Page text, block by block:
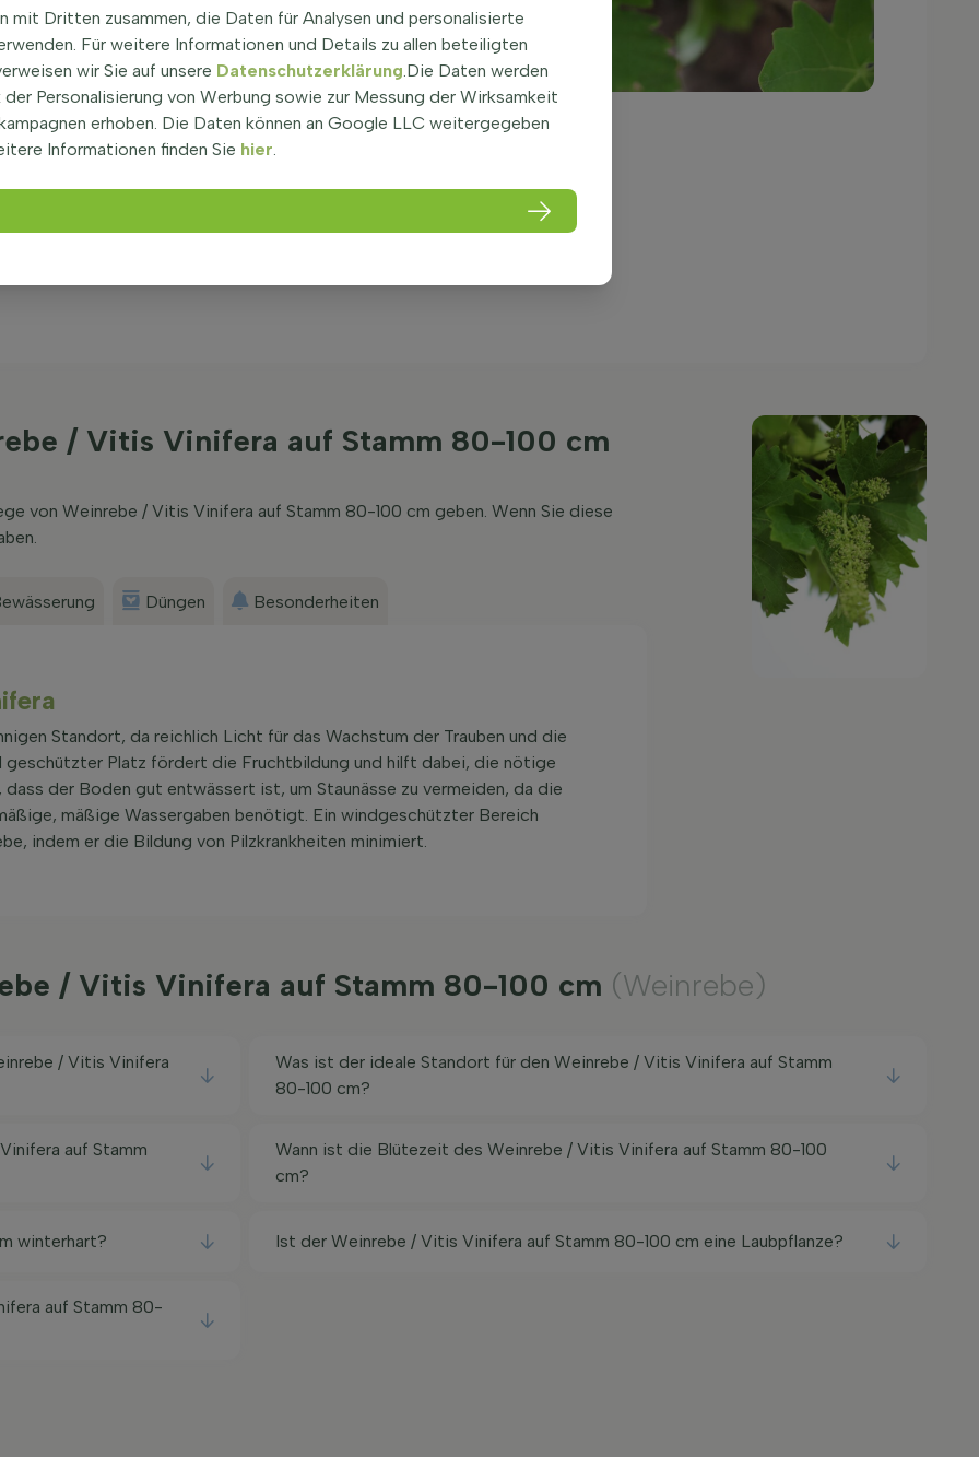
und gut durchlässigen Boden, um optimal zu
ist, sollte eine regelmäßige Bewässerung,
vernachlässigt werden.
um die Pflanze gesund zu halten und die
Pflanze im Winter zurück, wenn sie ruht.
erfolgen, wobei jede Methode ihre eigene
Sie sich gut über die geeignetste Methode
/ Vitis Vinifera auf Stamm 80-100 cm
von Weinrebe / Vitis Vinifera auf Stamm 80-100 cm geben. Wenn Sie diese
Düngen Besonderheiten
Standort, da reichlich Licht für das Wachstum der Trauben und die
geschützter Platz fördert die Fruchtbildung und hilft dabei, die nötige
der Boden gut entwässert ist, um Staunässe zu vermeiden, da die
mäßige Wassergaben benötigt. Ein windgeschützter Bereich
indem er die Bildung von Pilzkrankheiten minimiert.
/ Vitis Vinifera auf Stamm 80-100 cm (Weinrebe)
/ Vitis Vinifera
Was ist der ideale Standort für den Weinrebe / Vitis Vinifera auf Stamm
80-100 cm?
auf Stamm
Wann ist die Blütezeit des Weinrebe / Vitis Vinifera auf Stamm 80-100
cm?
winterhart? Ist der Weinrebe / Vitis Vinifera auf Stamm 80-100 cm eine Laubpflanze?
auf Stamm 80-
mit Dritten zusammen, die Daten für Analysen und personalisierte
Für weitere Informationen und Details zu allen beteiligten
wir Sie auf unsere Datenschutzerklärung.Die Daten werden
der Personalisierung von Werbung sowie zur Messung der Wirksamkeit
erhoben. Die Daten können an Google LLC weitergegeben
Informationen finden Sie hier.